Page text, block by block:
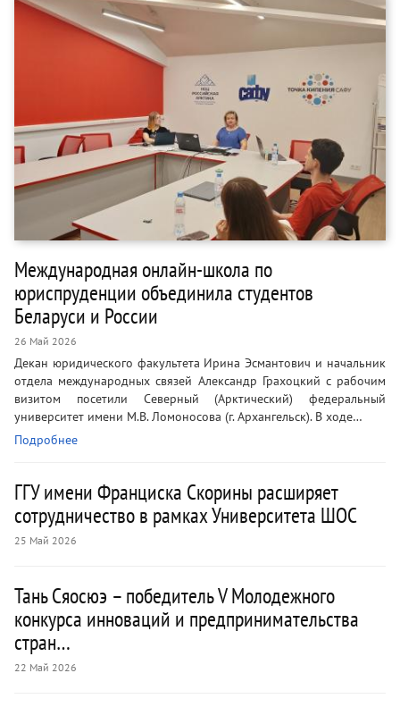
Международная онлайн-школа по
юриспруденции объединила студентов
Беларуси и России
26 Май 2026
Декан юридического факультета Ирина Эсмантович и начальник
отдела международных связей Александр Грахоцкий с рабочим
визитом посетили Северный (Арктический) федеральный
университет имени М.В. Ломоносова (г. Архангельск). В ходе…
Подробнее
ГГУ имени Франциска Скорины расширяет
сотрудничество в рамках Университета ШОС
25 Май 2026
Тань Сяосюэ – победитель V Молодежного
конкурса инноваций и предпринимательства
стран…
22 Май 2026